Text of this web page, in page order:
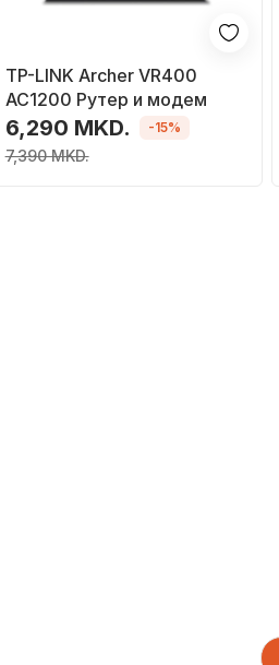
TP-LINK Archer VR400
AC1200 Рутер и модем
6,290 MKD.
7,390 MKD.
-15%